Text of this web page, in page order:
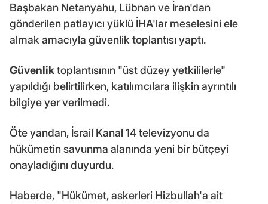
Başbakan Netanyahu, Lübnan ve İran'dan
gönderilen patlayıcı yüklü İHA'lar meselesini ele
almak amacıyla güvenlik toplantısı yaptı.
Güvenliktoplantısının "üst düzey yetkililerle"
yapıldığı belirtilirken, katılımcılara ilişkin ayrıntılı
bilgiye yer verilmedi.
Öte yandan, İsrail Kanal 14 televizyonu da
hükümetin savunma alanında yeni bir bütçeyi
onayladığını duyurdu.
Haberde, "Hükümet, askerleri Hizbullah'a ait